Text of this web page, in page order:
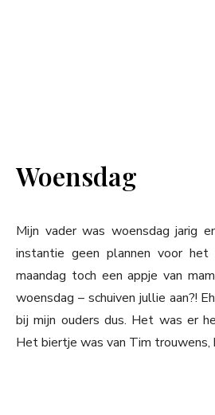
Woensdag
Mijn vader was woensdag jarig
instantie geen plannen voor
maandag toch een appje van
woensdag – schuiven jullie aan?!
bij mijn ouders dus. Het was er
Het biertje was van Tim trouwens,